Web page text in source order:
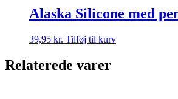
Alaska Silicone med
39,95 kr. Tilføj til kurv
Relaterede varer